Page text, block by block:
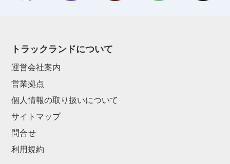
トラックランドについて
運営会社案内
営業拠点
個人情報の取り扱いについて
サイトマップ
問合せ
利用規約